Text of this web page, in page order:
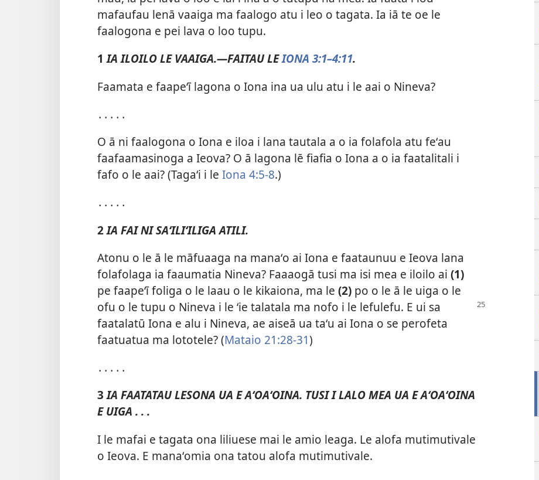
mafaufau lenā vaaiga ma faalogo atu i leo o tagata. Ia iā te oe le
faalogona e pei lava o loo tupu.
1IA ILOILO LE VAAIGA.—FAITAU LEIONA 3:1–4:11.
Faamata e faapeʻī lagona o Iona ina ua ulu atu i le aai o Nineva?
․․․․․
O ā ni faalogona o Iona e iloa i lana tautala a o ia folafola atu feʻau
faafaamasinoga a Ieova? O ā lagona lē fiafia o Iona a o ia faatalitali i
fafo o le aai? (Tagaʻi i le Iona 4:5-8.)
․․․․․
2IA FAI NI SAʻILIʻILIGA ATILI.
Atonu o le ā le māfuaaga na manaʻo ai Iona e faataunuu e Ieova lana
folafolaga ia faaumatia Nineva? Faaaogā tusi ma isi mea e iloilo ai (1)
pe faapeʻī foliga o le laau o le kikaiona, ma le (2) po o le ā le uiga o le
ofu o le tupu o Nineva i le ʻie talatala ma nofo i le lefulefu. E ui sa
faatalatū Iona e alu i Nineva, ae aiseā ua taʻu ai Iona o se perofeta
faatuatua ma lototele? (Mataio 21:28-31)
․․․․․
3IA FAATATAU LESONA UA E AʻOAʻOINA. TUSI I LALO MEA UA E AʻOAʻOINA
E UIGA . . .
I le mafai e tagata ona liliuese mai le amio leaga. Le alofa mutimutivale
o Ieova. E manaʻomia ona tatou alofa mutimutivale.